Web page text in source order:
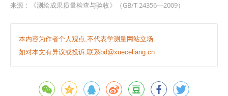
来源：《测绘成果质量检查与验收》（GB/T 24356—2009）
本内容为作者个人观点,不代表学测量网站立场.
如对本文有异议或投诉,联系bd@xueceliang.cn